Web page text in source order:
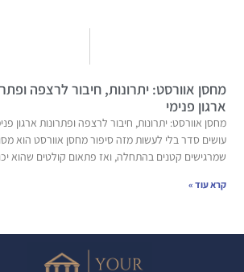
מחסן אוורסט: יתרונות, חיבור לרצפה
ארגון פנימי
מחסן אוורסט: יתרונות, חיבור לרצפה ופתרונות ארגון
עושים סדר בלי לעשות מזה סיפור מחסן אוורסט הוא
שמרגישים קטנים בהתחלה, ואז פתאום קולטים שהוא
קרא עוד »